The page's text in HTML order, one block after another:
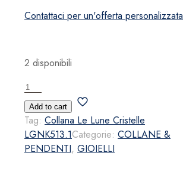
Contattaci per un'offerta personalizzata
2 disponibili
Collana
Le
Lune
Cristelle
LGNK513.1
quantità
Add to cart
Tag: Collana Le Lune Cristelle
LGNK513.1Categorie: COLLANE &
PENDENTI, GIOIELLI